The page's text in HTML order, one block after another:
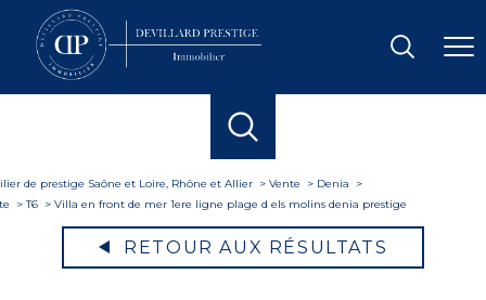
de prestige Saône et Loire, Rhône et Allier Vente
Denia
T6 Villa en front de mer 1ere ligne plage d els molins denia prestige
RETOUR AUX RÉSULTATS